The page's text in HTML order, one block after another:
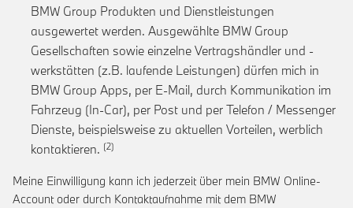
BMW Group Produkten und Dienstleistungen
ausgewertet werden. Ausgewählte BMW Group
Gesellschaften sowie einzelne Vertragshändler und -
werkstätten (z.B. laufende Leistungen) dürfen mich in
BMW Group Apps, per E-Mail, durch Kommunikation im
Fahrzeug (In-Car), per Post und per Telefon / Messenger
Dienste, beispielsweise zu aktuellen Vorteilen, werblich
kontaktieren. Link zur Fußnote: Einwilligung zur
Meine Einwilligung kann ich jederzeit über mein BMW Online-
Account oder durch Kontaktaufnahme mit dem BMW